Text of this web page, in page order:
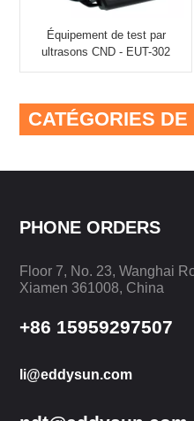
Équipement de test par
ultrasons CND - EUT-302
CATÉGORIES DE
PHONE ORDERS
Floor 7, No. 23, Wanghai
Xiamen 361008, China
+86 15959297507
li@eddysun.com